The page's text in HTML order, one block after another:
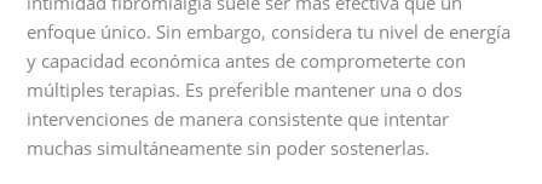
enfoque único. Sin embargo, considera tu nivel de energía
y capacidad económica antes de comprometerte con
múltiples terapias. Es preferible mantener una o dos
intervenciones de manera consistente que intentar
muchas simultáneamente sin poder sostenerlas.